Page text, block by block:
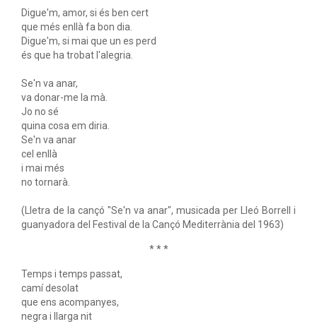
Digue'm, amor, si és ben cert
que més enllà fa bon dia.
Digue'm, si mai que un es perd
és que ha trobat l'alegria.
Se'n va anar,
va donar-me la mà.
Jo no sé
quina cosa em diria.
Se'n va anar
cel enllà
i mai més
no tornarà.
(Lletra de la cançó "Se'n va anar", musicada per Lleó Borrell i
guanyadora del Festival de la Cançó Mediterrània del 1963)
* * *
Temps i temps passat,
camí desolat
que ens acompanyes,
negra i llarga nit